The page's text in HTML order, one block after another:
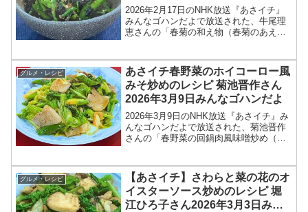
2026年2月17日のNHK放送『あさイチ』
みんなゴハンだよで放送された、牛尾理
恵さんの「春菊の和え物（春菊のあえも
の牛尾理恵さんが登場！春菊のあえもの
のレシピを教え...
グルメ・レシピ
あさイチ春野菜のホイコーロー風
みそ炒めのレシピ 菊池晋作さん
2026年3月9日みんなゴハンだよ
2026年3月9日のNHK放送『あさイチ』み
んなゴハンだよで放送された、菊池晋作
さんの「春野菜の回鍋肉風味噌炒め（春
なゴハンだよは、料理研究家の菊池晋作
さんが登場！豆...
グルメ・レシピ
【あさイチ】さわらと菜の花のオ
イスターソース炒めのレシピ 堀
江ひろ子さん2026年3月3日みん